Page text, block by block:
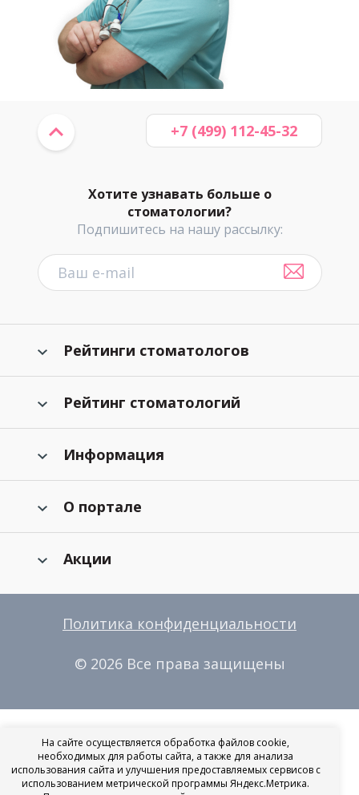
Хотите узнавать больше о
стоматологии?
Подпишитесь на нашу рассылку:
+7 (499) 112-45-32
Рейтинги стоматологов
Рейтинг стоматологий
Информация
О портале
Акции
Политика конфиденциальности
© 2026 Все права защищены
На сайте осуществляется обработка файлов cookie,
необходимых для работы сайта, а также для анализа
использования сайта и улучшения предоставляемых сервисов с
использованием метрической программы Яндекс.Метрика.